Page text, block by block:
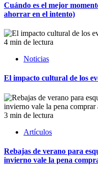
Cuándo es el mejor
ahorrar en el intento)
4 min de lectura
Noticias
El impacto cultural de los
3 min de lectura
Artículos
Rebajas de verano para
invierno vale la pena